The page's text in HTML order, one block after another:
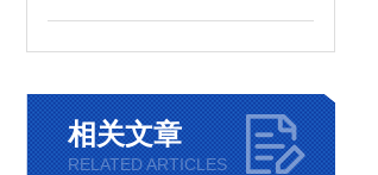
相关文章
RELATED ARTICLES